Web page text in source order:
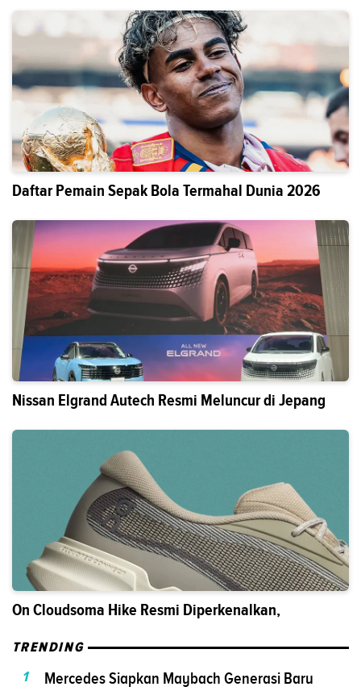
Daftar Pemain Sepak Bola Termahal Dunia 2026
Nissan Elgrand Autech Resmi Meluncur di Jepang
On Cloudsoma Hike Resmi Diperkenalkan,
TRENDING
1
Mercedes Siapkan Maybach Generasi Baru